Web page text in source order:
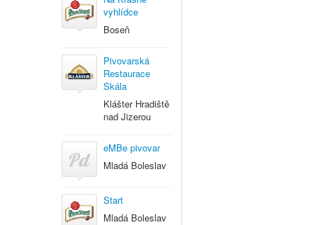
vyhlídce
Boseň
Pivovarská
Restaurace
Skála
Klášter Hradiště
nad Jizerou
eMBe pivovar
Mladá Boleslav
Start
Mladá Boleslav